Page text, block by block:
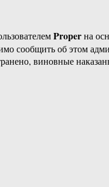
Properна
сообщить об этом
виновные